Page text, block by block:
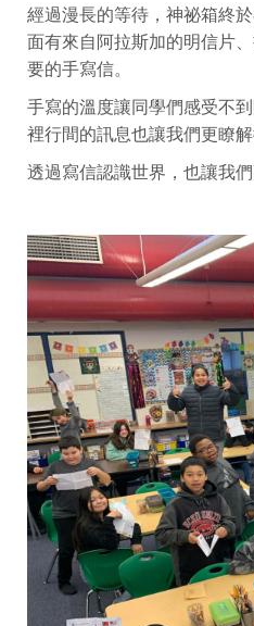
經過漫長的等待，神祕箱終
面有來自阿拉斯加的明信片
要的手寫信。
手寫的溫度讓同學們感受不
裡行間的訊息也讓我們更瞭解
透過寫信認識世界，也讓我